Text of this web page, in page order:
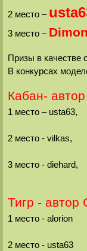
2 место –
3 место –
Призы в качестве
В конкурсах
Кабан-
1 место – usta63,
2 место - vilkas,
3 место - diehard,
Тигр -
1 место - alorion
2 место - usta63